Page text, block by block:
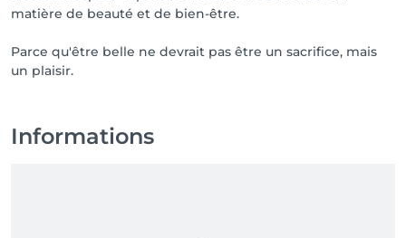
matière de beauté et de bien-être.
Parce qu'être belle ne devrait pas être un sacrifice, mais
Informations